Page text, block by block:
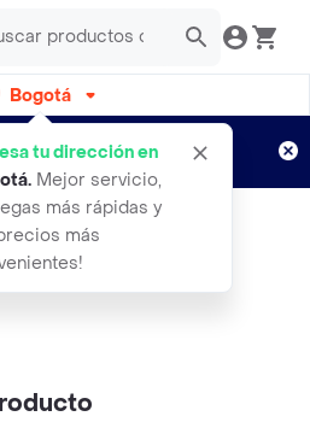
Bogotá
tu dirección en
. Mejor servicio,
más rápidas y
más
por semanas
Aplican TyC
De Flor